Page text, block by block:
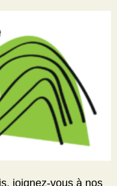
joignez-vous à nos